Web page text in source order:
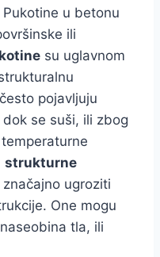
u betonu
ili
su uglavnom
pojavljuju
se suši, ili zbog
strukturne
ugroziti
One mogu
tla, ili